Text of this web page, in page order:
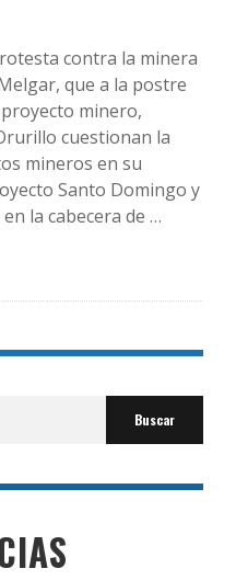
contra la minera
que a la postre
minero,
cuestionan la
mineros en su
Santo Domingo y
la cabecera de …